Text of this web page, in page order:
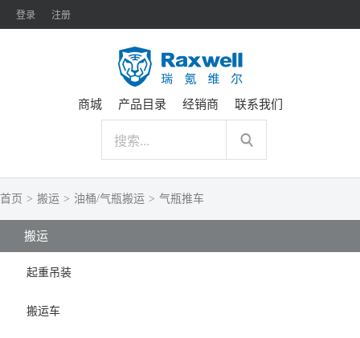
登录 注册
商城 产品目录 经销商 联系我们
首页 > 搬运 > 油桶/气瓶搬运 > 气瓶推车
搬运
起重吊装
搬运车